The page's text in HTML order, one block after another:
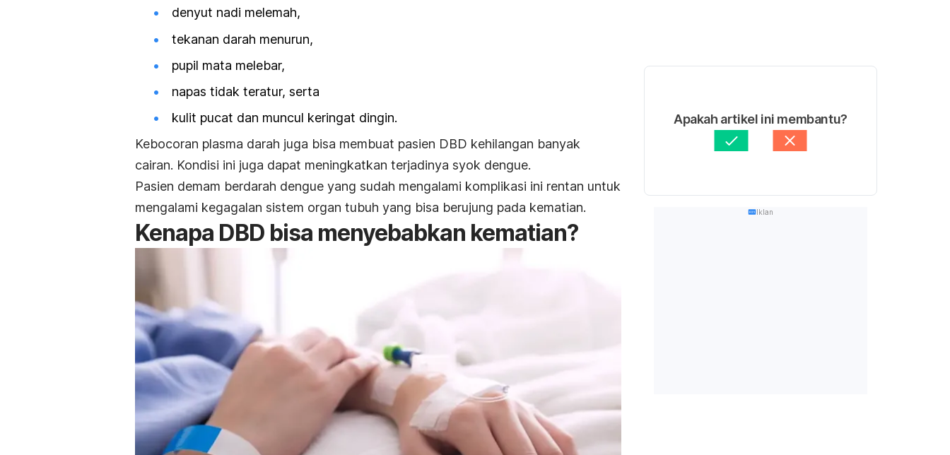
denyut nadi melemah,
tekanan darah menurun,
pupil mata melebar,
napas tidak teratur, serta
kulit pucat dan muncul keringat dingin.
Kebocoran plasma darah juga bisa membuat pasien DBD kehilangan banyak
cairan. Kondisi ini juga dapat meningkatkan terjadinya syok dengue.
Pasien demam berdarah dengue yang sudah mengalami komplikasi ini rentan untuk
mengalami kegagalan sistem organ tubuh yang bisa berujung pada kematian.
Kenapa DBD bisa menyebabkan kematian?
Apakah artikel ini membantu?
Iklan